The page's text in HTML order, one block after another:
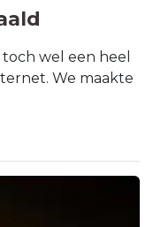
wel een heel
We maakte